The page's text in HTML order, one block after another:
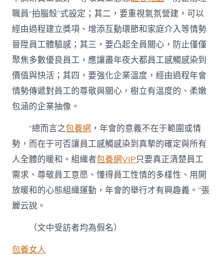
職員“拍腦殼”式設定；其二，要重視氣氛營建，可以
經由過程建立獎項、增添互動環節和家庭介入等情勢
晉陞員工體驗感；其三，要凸起全員關心，防止僅僅
聚焦多數優良員工，應讓盡年夜大都員工感觸感染到
價值與快活；其四，要強化企業溫度，經由過程年會
情勢傳遞對員工的尊敬與關心，樹立有溫度的、柔嫩
包涵的企業抽像。
“總而言之包養網 ，年會的意義不在于範圍或情
勢，而在于可否讓員工感觸感染到真摯的確定與所有
人全體的暖和。組織者包養網VIP只要真正清楚員工
需求、尊敬員工意愿、懂得員工性情的多樣性、用開
放暖和的心態組織運動，年會的舉行才有興趣義。”張
麗云說。
（文中受訪者均為假名）
包養女人